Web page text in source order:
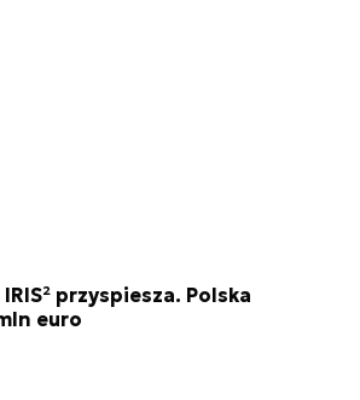
przyspiesza. Polska
euro